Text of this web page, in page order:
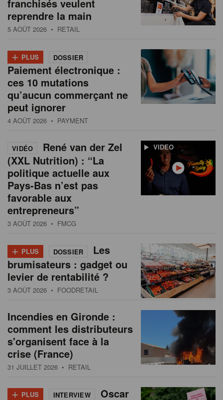
franchisés veulent
reprendre la main
5 AOÛT 2026 • RETAIL
+ PLUS DOSSIER
Paiement électronique :
ces 10 mutations
qu’aucun commerçant ne
peut ignorer
4 AOÛT 2026 • PAYMENT
VIDEO
VIDÉO
René van der Zel
(XXL Nutrition) : “La
politique actuelle aux
Pays-Bas n’est pas
favorable aux
entrepreneurs”
3 AOÛT 2026 • FMCG
+ PLUS DOSSIER
Les
brumisateurs : gadget ou
levier de rentabilité ?
3 AOÛT 2026 • FOODRETAIL
Incendies en Gironde :
comment les distributeurs
s'organisent face à la
crise (France)
31 JUILLET 2026 • RETAIL
+ PLUS INTERVIEW Oscar